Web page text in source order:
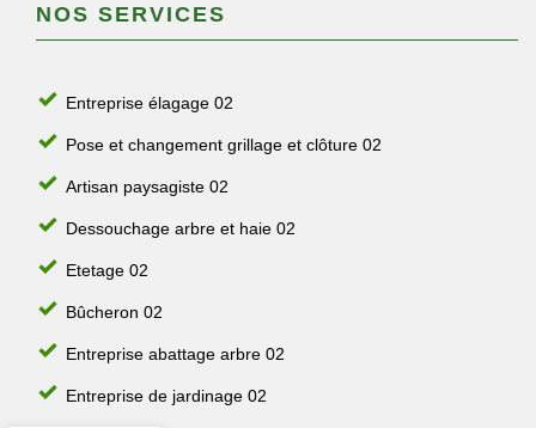
NOS SERVICES
Entreprise élagage 02
Pose et changement grillage et clôture 02
Artisan paysagiste 02
Dessouchage arbre et haie 02
Etetage 02
Bûcheron 02
Entreprise abattage arbre 02
Entreprise de jardinage 02